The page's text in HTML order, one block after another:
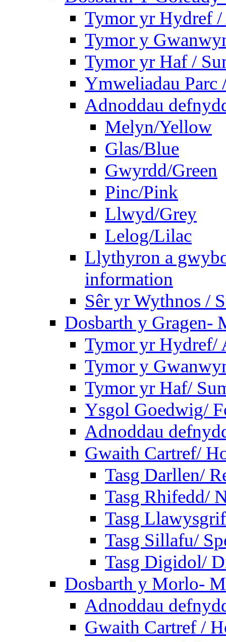
Tymor yr Hydref
Tymor y
Tymor yr Haf /
Ymweliadau Parc
Adnoddau
Melyn/Yellow
Glas/Blue
Gwyrdd/Green
Pinc/Pink
Llwyd/Grey
Lelog/Lilac
Llythyron a
information
Sêr yr Wythnos /
Dosbarth y Gragen-
Tymor yr Hydref/
Tymor y
Tymor yr Haf/
Ysgol Goedwig/
Adnoddau
Gwaith Cartref/
Tasg Darllen/
Tasg Rhifedd/
Tasg
Tasg Sillafu/
Tasg Digidol/
Dosbarth y Morlo-
Adnoddau
Gwaith Cartref /